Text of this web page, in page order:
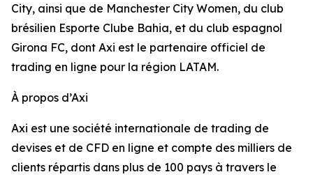
City, ainsi que de Manchester City Women, du club
brésilien Esporte Clube Bahia, et du club espagnol
Girona FC, dont Axi est le partenaire officiel de
trading en ligne pour la région LATAM.
À propos d’Axi
Axi est une société internationale de trading de
devises et de CFD en ligne et compte des milliers de
clients répartis dans plus de 100 pays à travers le